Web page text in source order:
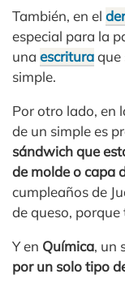
También, en el
especial para la
una escrituraque
simple.
Por otro lado, en
de un simple es
sándwich que
de molde o capa
cumpleaños de
de queso,
Y en Química, un
por un solo tipo